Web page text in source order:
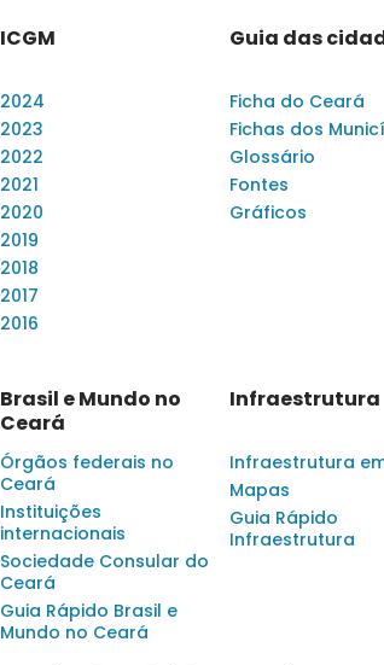
ICGM
2024
2023
2022
2021
2020
2019
2018
2017
2016
Guia das
Ficha do Ceará
Fichas dos
Glossário
Fontes
Gráficos
Brasil e Mundo no
Ceará
Órgãos federais no
Ceará
Instituições
internacionais
Sociedade Consular do
Ceará
Guia Rápido Brasil e
Mundo no Ceará
Infraestrutura
Infraestrutura
Mapas
Guia Rápido
Infraestrutura